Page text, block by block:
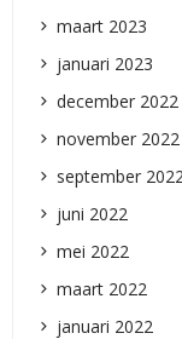
maart 2023
januari 2023
december 2022
november 2022
september 2022
juni 2022
mei 2022
maart 2022
januari 2022